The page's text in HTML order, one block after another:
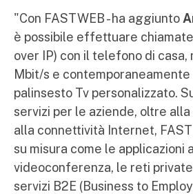
"Con FASTWEB - ha aggiunto
è possibile effettuare chiamate
over IP) con il telefono di casa,
Mbit/s e
palinsesto Tv personalizzato.
servizi per le aziende, oltre
alla connettività Internet,
su misura come le applicazioni
videoconferenza, le reti
servizi B2E (Business to